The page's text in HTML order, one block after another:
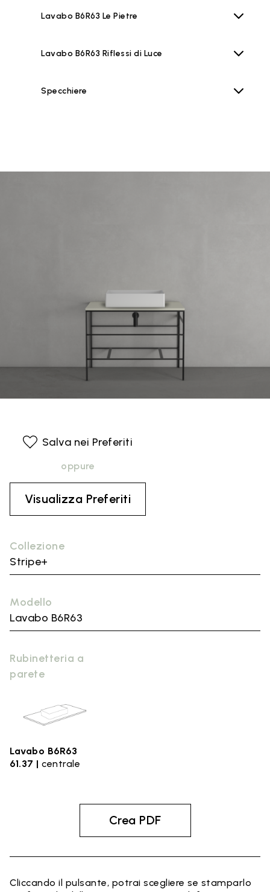
Lavabo B6R63 Le Pietre
Lavabo B6R63 Riflessi di Luce
Specchiere
Collezione
Stripe+
Modello
Lavabo B6R63
Rubinetteria a
parete
Lavabo B6R63
61.37 | centrale
Salva nei Preferiti
oppure
Visualizza Preferiti
Crea PDF
Cliccando il pulsante, potrai scegliere se stamparlo